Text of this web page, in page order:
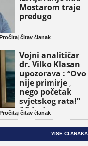
Mostarom traje
predugo
Pročitaj čitav članak
Vojni analitičar
dr. Vilko Klasan
upozorava : “Ovo
nije primirje ,
nego početak
svjetskog rata!”
(Video)
Pročitaj čitav članak
VIŠE ČLANAKA